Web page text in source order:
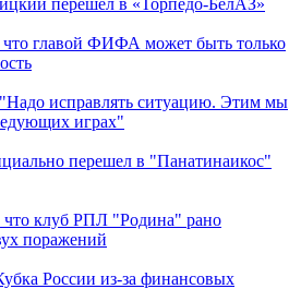
что главой ФИФА может быть только
исправлять ситуацию. Этим мы
играх"
перешел в "Панатинаикос"
что клуб РПЛ "Родина" рано
поражений
России из-за финансовых